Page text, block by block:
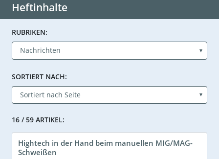
Heftinhalte
RUBRIKEN:
SORTIERT NACH:
16 / 59 ARTIKEL:
Hightech in der Hand beim manuellen MIG/MAG-
Schweißen